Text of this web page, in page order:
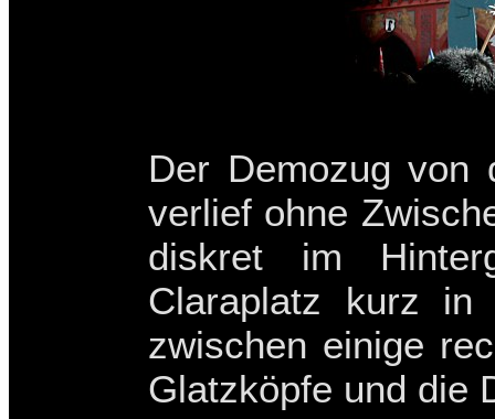
Der Demozug von
verlief ohne
diskret im
Claraplatz kurz in
zwischen einige
Glatzköpfe und die